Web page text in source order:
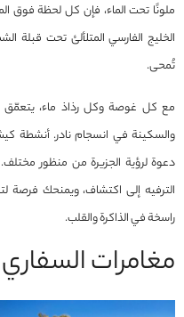
ملونًا تحت الماء، فإن كل لحظة فوق
الخليج الفارسي المتلألئ تحت قبلة
تُمحى.
مع كل غوصة وكل رذاذ ماء، يتعمّق
والسكينة في انسجام نادر. أنشطة
دعوة لرؤية الجزيرة من منظور
الترفيه إلى اكتشاف، ويمنحك
راسخة في الذاكرة والقلب.
مغامرات